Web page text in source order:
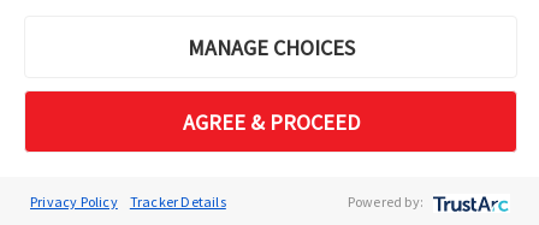
MANAGE CHOICES
AGREE & PROCEED
Privacy Policy Tracker Details Powered by:
連系検討
大規模ネットワークを縮約・集約しま
transmission path (IEEE